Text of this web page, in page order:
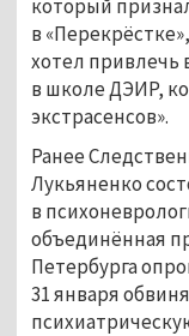
который
в
хотел привлечь
в школе ДЭИР,
экстрасенсов».
Ранее
Лукьяненко
в
объединённая
Петербурга
31 января